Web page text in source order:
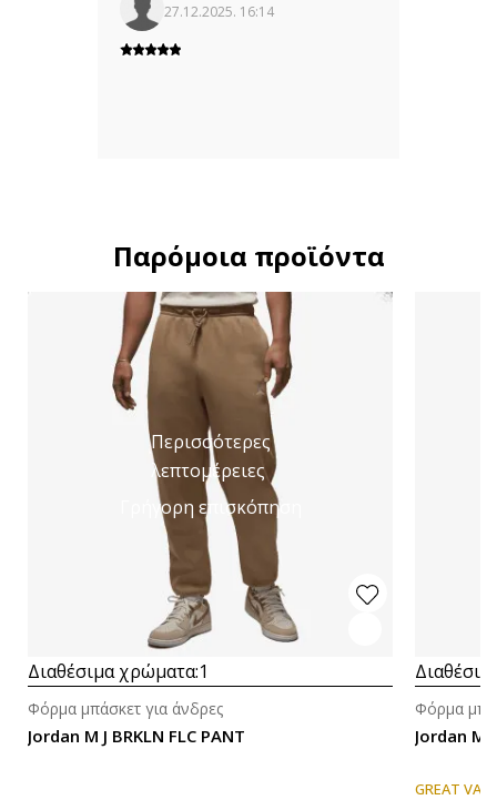
27.12.2025. 16:14
Παρόμοια προϊόντα
Περισσότερες
λεπτομέρειες
Γρήγορη επισκόπηση
Διαθέσιμα χρώματα:1
Jordan M J BRKLN FLC PANT
Φόρμα μπάσκετ για άνδρες
Jordan M
Φόρμα
GREAT